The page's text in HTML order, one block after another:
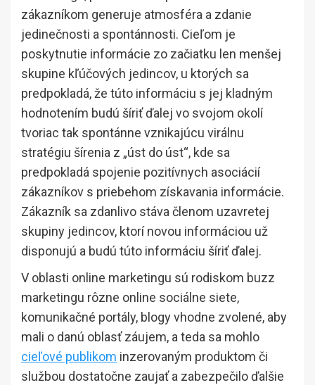
zákazníkom generuje atmosféra a zdanie
jedinečnosti a spontánnosti. Cieľom je
poskytnutie informácie zo začiatku len menšej
skupine kľúčových jedincov, u ktorých sa
predpokladá, že túto informáciu s jej kladným
hodnotením budú šíriť ďalej vo svojom okolí
tvoriac tak spontánne vznikajúcu virálnu
stratégiu šírenia z „úst do úst“, kde sa
predpokladá spojenie pozitívnych asociácií
zákazníkov s priebehom získavania informácie.
Zákazník sa zdanlivo stáva členom uzavretej
skupiny jedincov, ktorí novou informáciou už
disponujú a budú túto informáciu šíriť ďalej.
V oblasti online marketingu sú rodiskom buzz
marketingu rôzne online sociálne siete,
komunikačné portály, blogy vhodne zvolené, aby
mali o danú oblasť záujem, a teda sa mohlo
cieľové publikom inzerovaným produktom či
službou dostatočne zaujať a zabezpečilo ďalšie